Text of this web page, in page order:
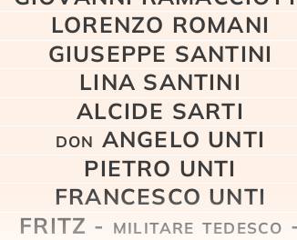
LORENZO ROMANI
GIUSEPPE SANTINI
LINA SANTINI
ALCIDE SARTI
don ANGELO UNTI
PIETRO UNTI
FRANCESCO UNTI
FRITZ - militare tedesco